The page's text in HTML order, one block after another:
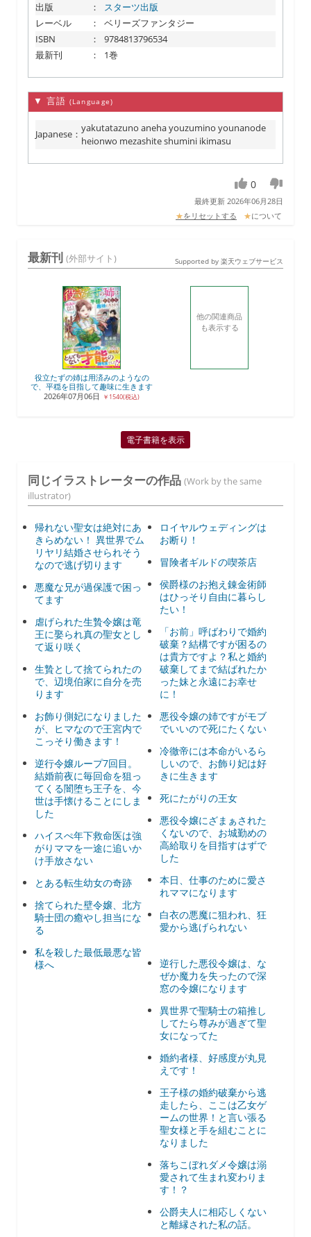
出版
：
スターツ出版
レーベル
：
ベリーズファンタジー
ISBN
：
9784813796534
最新刊
： 1巻
▼ 言語 (Language)
Japanese ： yakutatazuno aneha youzumino younanode
heionwo mezashite shumini ikimasu
0
最終更新 2026年06月28日
★をリセットする ★について
最新刊 (外部サイト) Supported by 楽天ウェブサービス
役立たずの姉は用済みのようなの
で、平穏を目指して趣味に生きます
2026年07月06日
￥1540(税込)
他の関連商品
も表示する
電子書籍を表示
同じイラストレーターの作品 (Work by the same
illustrator)
帰れない聖女は絶対にあ
きらめない！ 異世界でム
リヤリ結婚させられそう
なので逃げ切ります
悪魔な兄が過保護で困っ
てます
虐げられた生贄令嬢は竜
王に娶られ真の聖女とし
て返り咲く
生贄として捨てられたの
で、辺境伯家に自分を売
ります
お飾り側妃になりました
が、ヒマなので王宮内で
こっそり働きます！
逆行令嬢ループ7回目。
結婚前夜に毎回命を狙っ
てくる闇堕ち王子を、今
世は手懐けることにしま
した
ハイスぺ年下救命医は強
がりママを一途に追いか
け手放さない
とある転生幼女の奇跡
捨てられた壁令嬢、北方
騎士団の癒やし担当にな
る
私を殺した最低最悪な皆
様へ
ロイヤルウェディングは
お断り！
冒険者ギルドの喫茶店
侯爵様のお抱え錬金術師
はひっそり自由に暮らし
たい！
「お前」呼ばわりで婚約
破棄？結構ですが困るの
は貴方ですよ？私と婚約
破棄してまで結ばれたか
った妹と永遠にお幸せ
に！
悪役令嬢の姉ですがモブ
でいいので死にたくない
冷徹帝には本命がいるら
しいので、お飾り妃は好
きに生きます
死にたがりの王女
悪役令嬢にざまぁされた
くないので、お城勤めの
高給取りを目指すはずで
した
本日、仕事のために愛さ
れママになります
白衣の悪魔に狙われ、狂
愛から逃げられない
逆行した悪役令嬢は、な
ぜか魔力を失ったので深
窓の令嬢になります
異世界で聖騎士の箱推し
してたら尊みが過ぎて聖
女になってた
婚約者様、好感度が丸見
えです！
王子様の婚約破棄から逃
走したら、ここは乙女ゲ
ームの世界！と言い張る
聖女様と手を組むことに
なりました
落ちこぼれダメ令嬢は溺
愛されて生まれ変わりま
す！？
公爵夫人に相応しくない
と離縁された私の話。